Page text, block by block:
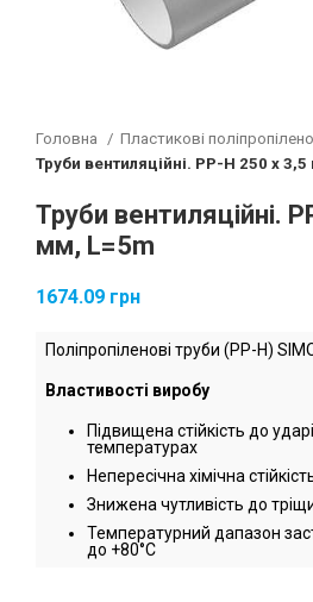
Головна
Пластикові
Труби вентиляційні. РР-Н 250 х
Труби вентиляційні.
мм, L=5m
1674.09 грн
Поліпропіленові труби (PP-H)
Властивості виробу
Підвищена стійкість до
температурах
Непересічна хімічна
Знижена чутливість до
Температурний дапазон
до +80°C